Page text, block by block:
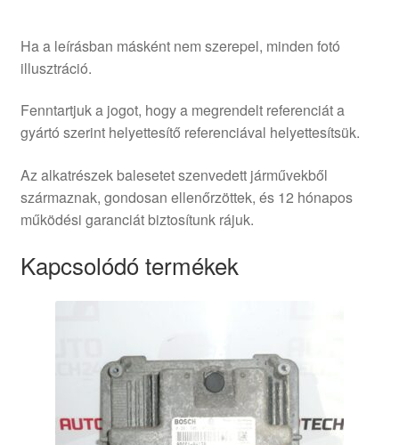
Ha a leírásban másként nem szerepel, minden fotó
illusztráció.
Fenntartjuk a jogot, hogy a megrendelt referenciát a
gyártó szerint helyettesítő referenciával helyettesítsük.
Az alkatrészek balesetet szenvedett járművekből
származnak, gondosan ellenőrzöttek, és 12 hónapos
működési garanciát biztosítunk rájuk.
Kapcsolódó termékek